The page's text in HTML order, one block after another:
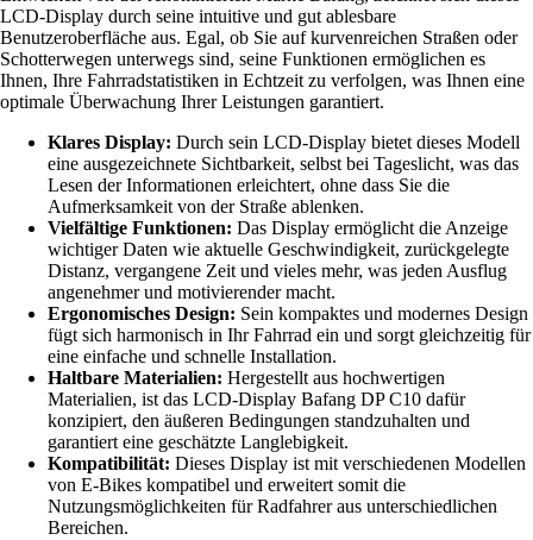
LCD-Display durch seine intuitive und gut ablesbare
Benutzeroberfläche aus. Egal, ob Sie auf kurvenreichen Straßen oder
Schotterwegen unterwegs sind, seine Funktionen ermöglichen es
Ihnen, Ihre Fahrradstatistiken in Echtzeit zu verfolgen, was Ihnen eine
optimale Überwachung Ihrer Leistungen garantiert.
Klares Display: Durch sein LCD-Display bietet dieses Modell
eine ausgezeichnete Sichtbarkeit, selbst bei Tageslicht, was das
Lesen der Informationen erleichtert, ohne dass Sie die
Aufmerksamkeit von der Straße ablenken.
Vielfältige Funktionen: Das Display ermöglicht die Anzeige
wichtiger Daten wie aktuelle Geschwindigkeit, zurückgelegte
Distanz, vergangene Zeit und vieles mehr, was jeden Ausflug
angenehmer und motivierender macht.
Ergonomisches Design: Sein kompaktes und modernes Design
fügt sich harmonisch in Ihr Fahrrad ein und sorgt gleichzeitig für
eine einfache und schnelle Installation.
Haltbare Materialien: Hergestellt aus hochwertigen
Materialien, ist das LCD-Display Bafang DP C10 dafür
konzipiert, den äußeren Bedingungen standzuhalten und
garantiert eine geschätzte Langlebigkeit.
Kompatibilität: Dieses Display ist mit verschiedenen Modellen
von E-Bikes kompatibel und erweitert somit die
Nutzungsmöglichkeiten für Radfahrer aus unterschiedlichen
Bereichen.